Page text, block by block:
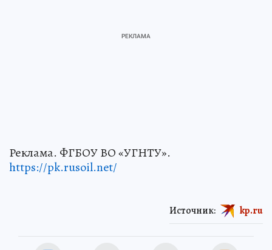
Реклама. ФГБОУ ВО «УГНТУ».
https://pk.rusoil.net/
Источник: kp.ru